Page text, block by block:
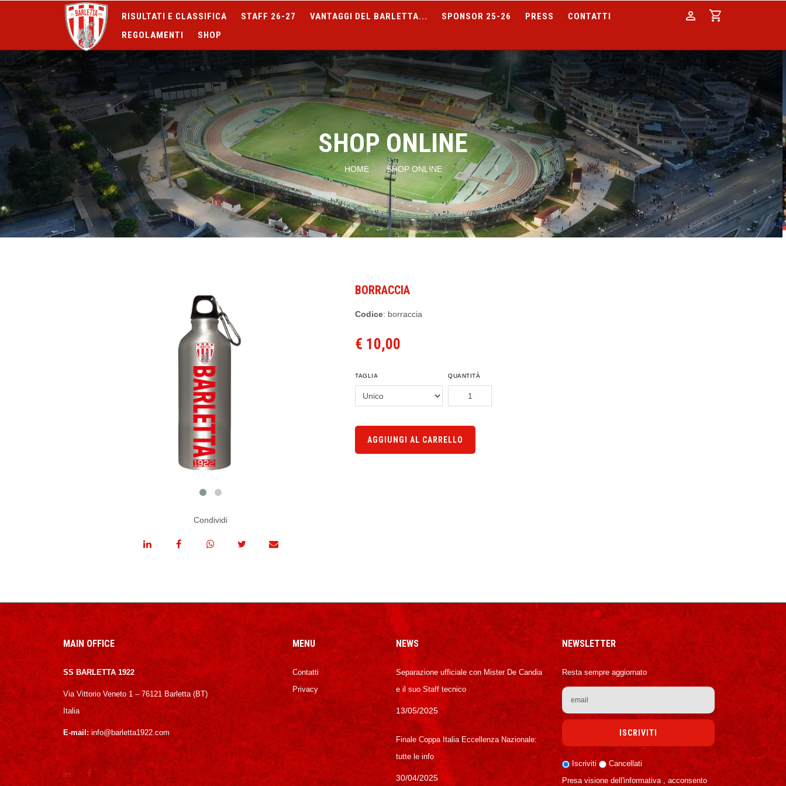
person shopping_cart
RISULTATI E CLASSIFICA STAFF 26-27 VANTAGGI DEL BARLETTA... SPONSOR 25-26 PRESS
CONTATTI
REGOLAMENTI
SHOP
SHOP ONLINE
HOME SHOP ONLINE
Condividi
BORRACCIA
Codice: borraccia
€ 10,00
TAGLIA QUANTITÀ
AGGIUNGI AL CARRELLO
MAIN OFFICE
SS BARLETTA 1922
Via Vittorio Veneto 1 – 76121 Barletta (BT)
Italia
E-mail: info@barletta1922.com
MENU
Contatti
Privacy
NEWS
Separazione ufficiale con Mister De Candia
e il suo Staff tecnico
13/05/2025
Finale Coppa Italia Eccellenza Nazionale:
tutte le info
30/04/2025
NEWSLETTER
Resta sempre aggiornato
Iscriviti
Cancellati
Presa visione dell'informativa , acconsento